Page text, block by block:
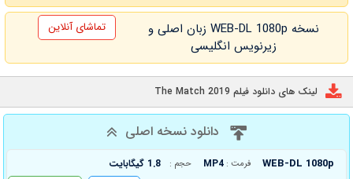
نسخه WEB-DL 1080p زبان اصلی و
زیرنویس انگلیسی
تماشای آنلاین
لینک های دانلود فیلم The Match 2019
دانلود نسخه اصلی
WEB-DL 1080p فرمت : MP4 حجم : 1.8 گیگابایت